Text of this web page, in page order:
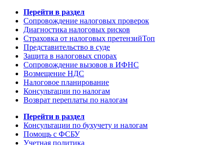
Перейти в раздел
Сопровождение налоговых проверок
Диагностика налоговых рисков
Страховка от налоговых претензийТоп
Представительство в суде
Защита в налоговых спорах
Сопровождение вызовов в ИФНС
Возмещение НДС
Налоговое планирование
Консультации по налогам
Возврат переплаты по налогам
Перейти в раздел
Консультации по бухучету и налогам
Помощь с ФСБУ
Учетная политика